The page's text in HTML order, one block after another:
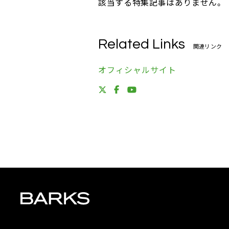
Related Links 関連リンク
オフィシャルサイト